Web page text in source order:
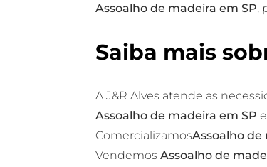
Assoalho de madeira em SP,
Saiba mais
A J&R Alves atende as
Assoalho de madeira em SP
ComercializamosAssoalho de
VendemosAssoalho de